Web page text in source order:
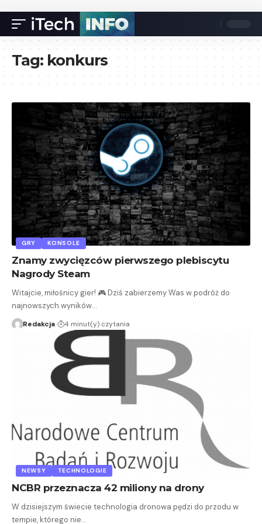
Tag: konkurs
GRY KONSOLE
Znamy zwycięzców pierwszego plebiscytu
Nagrody Steam
Witajcie, miłośnicy gier! 🎮 Dziś zabierzemy Was w podróż do
najnowszych wyników…
Redakcja 4 minut(y) czytania
NEWSY TECHNOLOGIE
NCBR przeznacza 42 miliony na drony
W dzisiejszym świecie technologia dronowa pędzi do przodu w
tempie, którego nie…